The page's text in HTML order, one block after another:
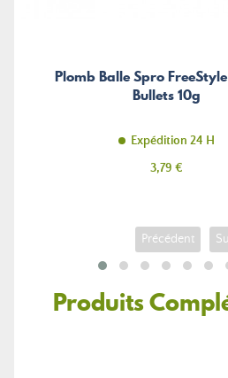
Plomb Balle Spro
Bullets 10g
Expédition 24 H
Prix
3,79 €
Précédent
Produits